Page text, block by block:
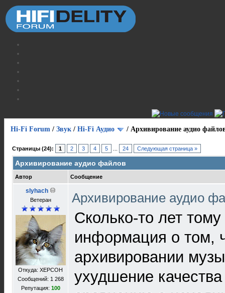
Hi-Fi Forum / Звук / Hi-Fi Аудио / Архивирование аудио
Страницы (24): 1 2 3 4 5 24 Следующая страница »
Архивирование аудио файлов
Автор Сообщение
slyhach
Ветеран
Откуда: ХЕРСОН
Сообщений: 1 268
Репутация: 100
Архивирование аудио
Сколько-то лет
информация о том,
архивировании
ухудшение